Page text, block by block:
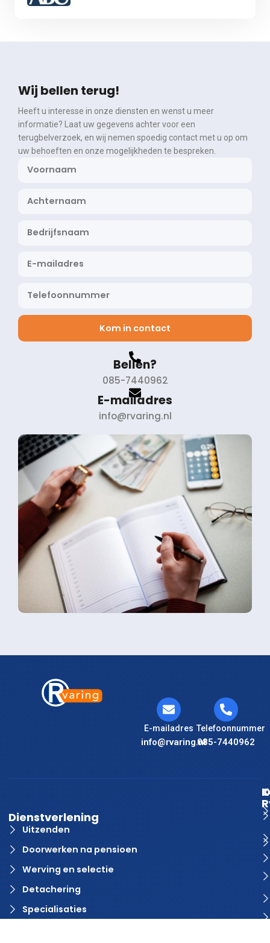
Wij bellen terug!
Heeft u interesse in onze diensten en wenst u meer
informatie? Laat uw gegevens achter voor een
terugbelverzoek, en wij nemen spoedig contact met u op om
uw behoeften en onze mogelijkheden te bespreken.
Kom in contact
Bellen?
085-7440962
E-mailadres
info@rvaring.nl
E-mailadres
info@rvaring.nl
Telefoonnummer
085-7440962
Dienstverlening
Uitzenden
Doorwerken na pensioen
Werving en selectie
Detachering
Specialisaties